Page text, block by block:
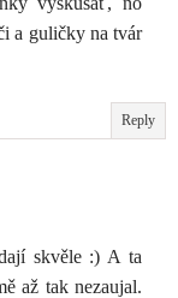
a guličky na tvár
Reply
skvěle :) A ta
až tak nezaujal.